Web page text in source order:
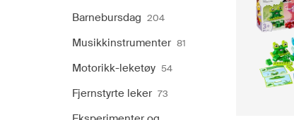
Barnebursdag 204
Musikkinstrumenter 81
Motorikk-leketøy 54
Fjernstyrte leker 73